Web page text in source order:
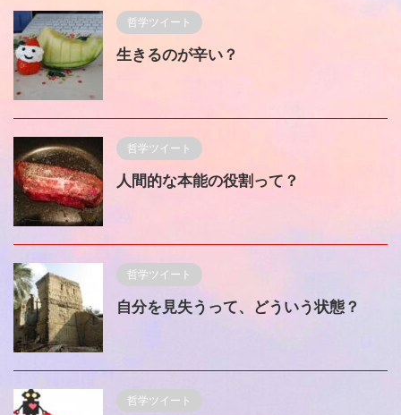
哲学ツイート
生きるのが辛い？
哲学ツイート
人間的な本能の役割って？
哲学ツイート
自分を見失うって、どういう状態？
哲学ツイート